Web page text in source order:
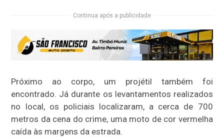
Continua após a publicidade
Próximo ao corpo, um projétil também foi
encontrado. Já durante os levantamentos realizados
no local, os policiais localizaram, a cerca de 700
metros da cena do crime, uma moto de cor vermelha
caída às margens da estrada.